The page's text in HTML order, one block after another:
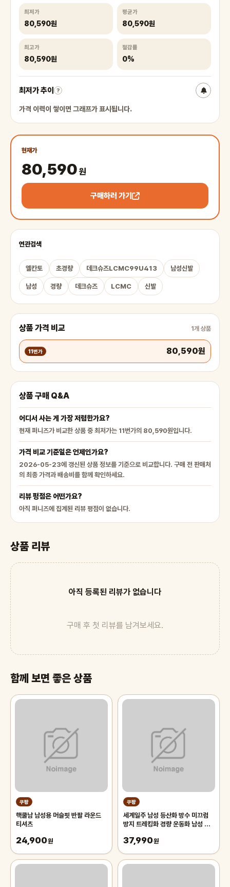
최저가
80,590원
평균가
80,590원
최고가
80,590원
절감률
0%
최저가 추이 ?
가격 이력이 쌓이면 그래프가 표시됩니다.
현재가
80,590원
구매하러 가기
연관검색
엘칸토 초경량 데크슈즈LCMC99U413 남성신발
남성 경량 데크슈즈 LCMC 신발
상품 가격 비교 1개 상품
11번가 80,590원
상품 구매 Q&A
어디서 사는 게 가장 저렴한가요?
현재 퍼니즈가 비교한 상품 중 최저가는 11번가의 80,590원입니다.
가격 비교 기준일은 언제인가요?
2026-05-23에 갱신된 상품 정보를 기준으로 비교합니다. 구매 전 판매처
의 최종 가격과 배송비를 함께 확인하세요.
리뷰 평점은 어떤가요?
아직 퍼니즈에 집계된 리뷰 평점이 없습니다.
상품 리뷰
아직 등록된 리뷰가 없습니다
구매 후 첫 리뷰를 남겨보세요.
함께 보면 좋은 상품
쿠팡
핵쿨남 남성용 머슬핏 반팔 라운드
티셔츠
24,900원
쿠팡
세계일주 남성 등산화 방수 미끄럼
방지 트레킹화 경량 운동화 남성 신
37,990원